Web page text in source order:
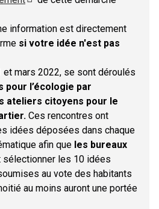
information est directement
si votre idée n'est pas
et mars 2022, se sont déroulés
pour l’écologie par
ateliers citoyens pour le
Ces rencontres ont
idées déposées dans chaque
afin que les bureaux
sélectionner les 10 idées
au vote des habitants
au moins auront une portée